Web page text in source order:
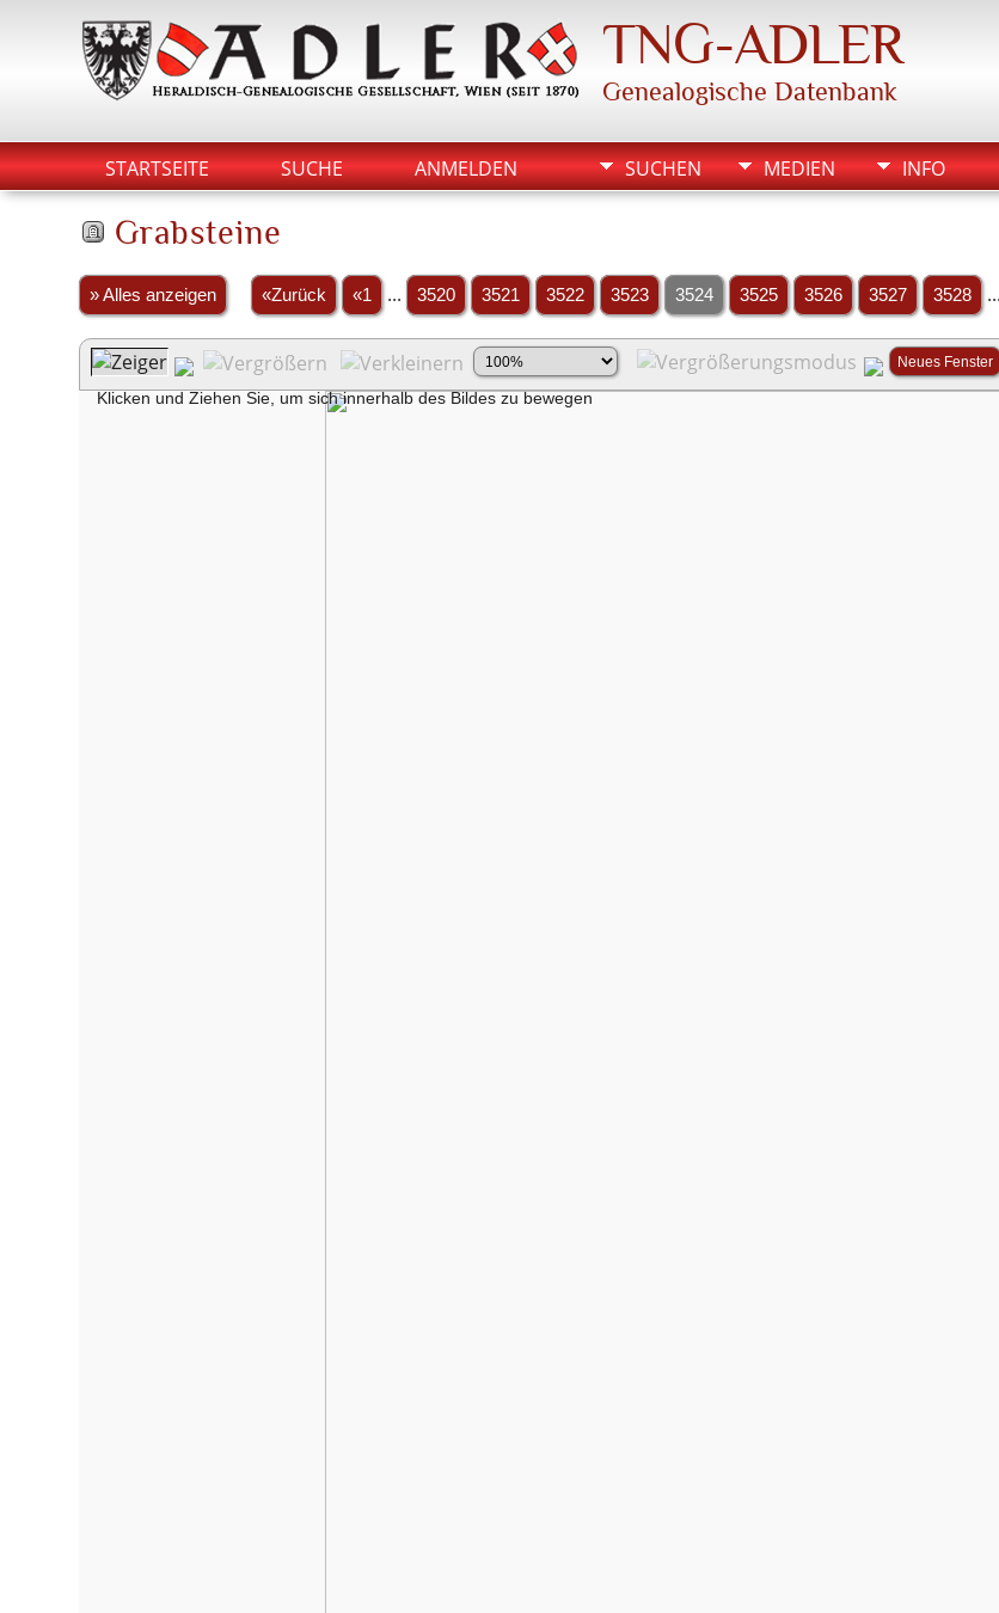
TNG-ADLER
Genealogische Datenbank
STARTSEITE SUCHE ANMELDEN SUCHEN MEDIEN INFO
Grabsteine
» Alles anzeigen «Zurück «1 ... 3520 3521 3522 3523 3524 3525 3526 3527 3528 ...